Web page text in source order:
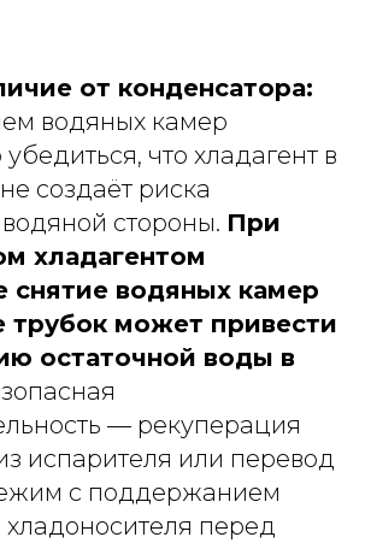
от конденсатора:
водяных камер
что хладагент в
создаёт риска
стороны. При
хладагентом
снятие водяных камер
трубок может привести
остаточной воды в
— рекуперация
испарителя или перевод
с поддержанием
перед